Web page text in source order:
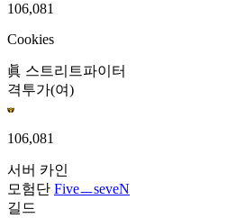
106,081
Cookies
眞 스트리트파이터
격투가(여)
106,081
서버 카인
모험단 FiveㅡseveN
길드